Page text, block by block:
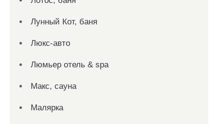
Лунный Кот, баня
Люкс-авто
Люмьер отель & spa
Макс, сауна
Малярка